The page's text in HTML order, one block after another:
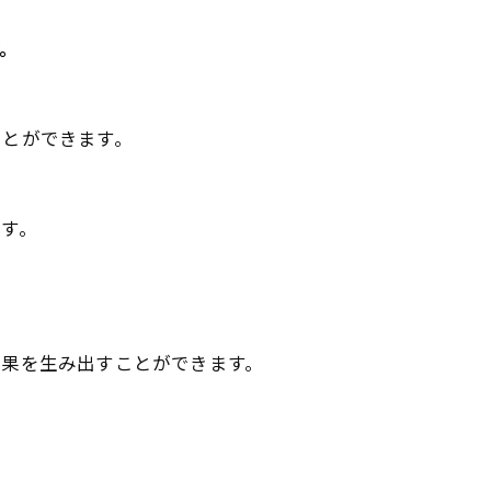
ができます。
。
生み出すことができます。